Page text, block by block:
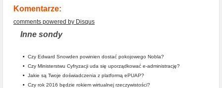
Komentarze:
comments powered by Disqus
Inne sondy
• Czy Edward Snowden powinien dostać pokojowego Nobla?
• Czy Ministerstwu Cyfryzacji uda się uporządkować e-administrację?
• Jakie są Twoje doświadczenia z platformą ePUAP?
• Czy rok 2016 będzie rokiem wirtualnej rzeczywistości?